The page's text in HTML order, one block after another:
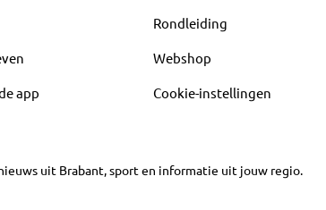
app
Rondleiding
Webshop
Cookie-instellingen
uit Brabant, sport en informatie uit jouw regio.